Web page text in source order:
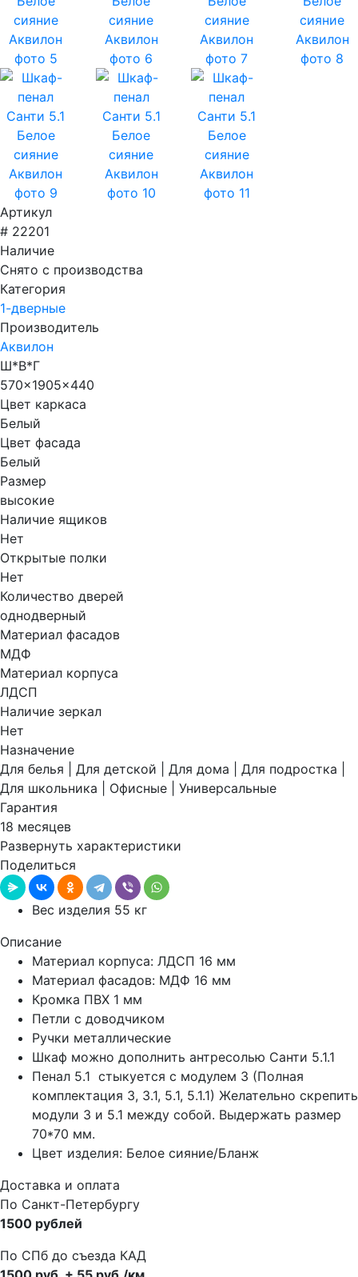
Артикул
# 22201
Наличие
Снято с производства
Категория
1-дверные
Производитель
Аквилон
Ш*В*Г
570x1905x440
Цвет каркаса
Белый
Цвет фасада
Белый
Размер
высокие
Наличие ящиков
Нет
Открытые полки
Нет
Количество дверей
однодверный
Материал фасадов
МДФ
Материал корпуса
ЛДСП
Наличие зеркал
Нет
Назначение
Для белья | Для детской | Для дома | Для подростка |
Для школьника | Офисные | Универсальные
Гарантия
18 месяцев
Развернуть характеристики
Поделиться
Вес изделия 55 кг
Описание
Материал корпуса: ЛДСП 16 мм
Материал фасадов: МДФ 16 мм
Кромка ПВХ 1 мм
Петли с доводчиком
Ручки металлические
Шкаф можно дополнить антресолью Санти 5.1.1
Пенал 5.1 стыкуется с модулем 3 (Полная
комплектация 3, 3.1, 5.1, 5.1.1) Желательно скрепить
модули 3 и 5.1 между собой. Выдержать размер
70*70 мм.
Цвет изделия: Белое сияние/Бланж
Доставка и оплата
По Санкт-Петербургу
1500 рублей
По СПб до съезда КАД